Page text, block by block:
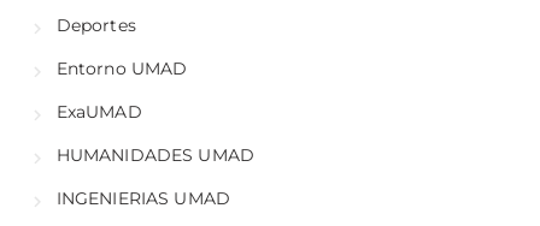
Deportes
Entorno UMAD
ExaUMAD
HUMANIDADES UMAD
INGENIERIAS UMAD